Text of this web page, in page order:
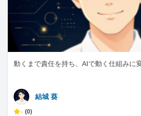
動くまで責任を持ち、AIで動く仕組みに
結城 葵
- (0)